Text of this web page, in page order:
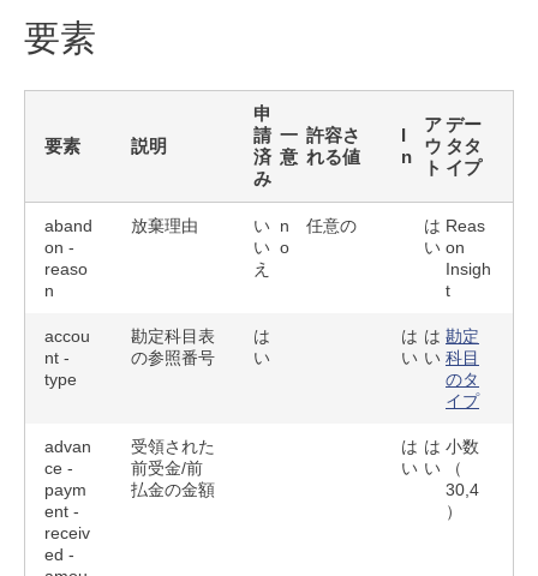
要素
要素 説明
申
請
済
み
一
意
許容さ
れる値
I
n
ア
ウ
ト
デー
タタ
イプ
aband
on -
reaso
n
放棄理由
い
い
え
n
o
任意の
は
い
Reas
on
Insigh
t
accou
nt -
type
勘定科目表
の参照番号
は
い
は
い
は
い
勘定
科目
のタ
イプ
advan
ce -
paym
ent -
receiv
ed -
受領された
前受金/前
払金の金額
は
い
は
い
小数
（
30,4
）